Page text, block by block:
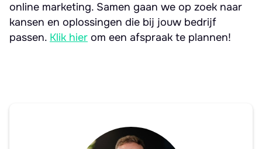
online marketing. Samen gaan we op zoek naar
kansen en oplossingen die bij jouw bedrijf
passen. Klik hier om een afspraak te plannen!